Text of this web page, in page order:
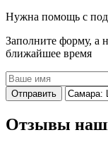
Нужна помощь с
Заполните форму, а
ближайшее время
Отправить
Отзывы